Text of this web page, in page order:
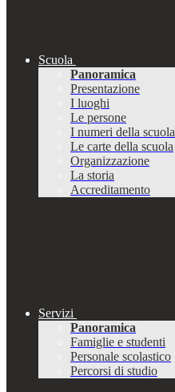
Scuola
Panoramica
Presentazione
I luoghi
Le persone
I numeri della scuola
Le carte della scuola
Organizzazione
La storia
Accreditamento
Servizi
Panoramica
Famiglie e studenti
Personale scolastico
Percorsi di studio